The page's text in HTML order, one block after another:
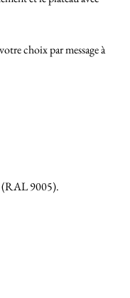
choix par message à
(RAL 9005).